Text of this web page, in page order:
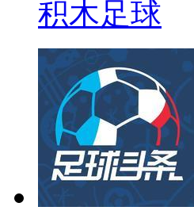
积木足球